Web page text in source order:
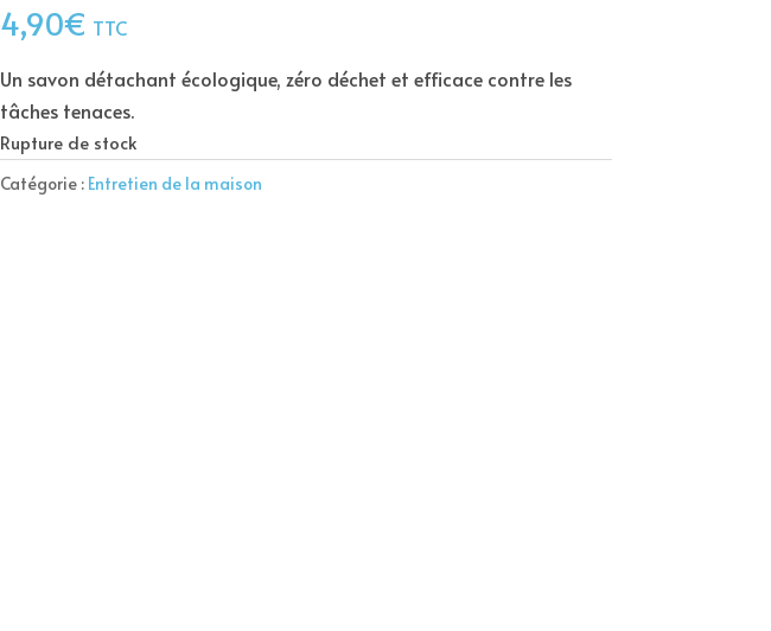
4,90€ TTC
Un savon détachant écologique, zéro déchet et efficace contre les
tâches tenaces.
Rupture de stock
Catégorie : Entretien de la maison